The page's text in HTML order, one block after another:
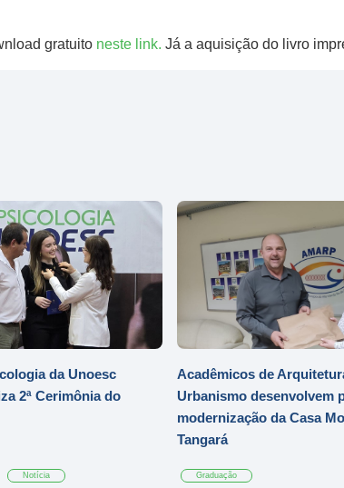
gratuito neste link. Já a aquisição do livro
da Unoesc
2ª Cerimônia do
Notícia
Acadêmicos de
Urbanismo desenvolvem
modernização da Casa
Tangará
Graduação